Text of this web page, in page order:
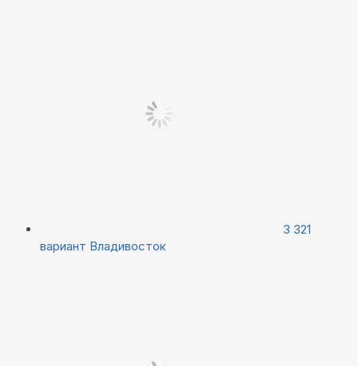
3 321
вариант Владивосток